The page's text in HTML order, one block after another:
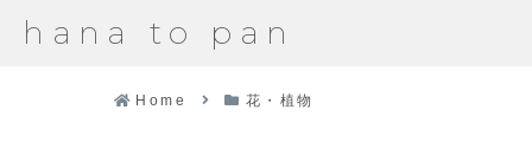
hana to pan
Home 花・植物